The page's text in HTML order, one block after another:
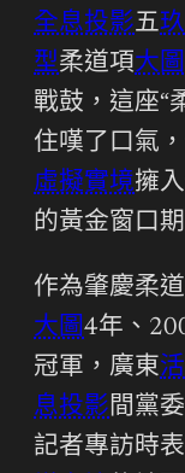
全息投影五
型柔道項大
戰鼓，這座“
住嘆了口氣
虛擬實境擁
的黃金窗口期
作為肇慶柔
大圖4年、
冠軍，廣東
息投影間黨
記者專訪時